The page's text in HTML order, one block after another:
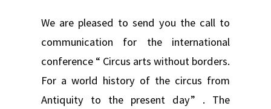
We are pleased to send you the call to
communication for the international
conference “ Circus arts without borders.
For a world history of the circus from
Antiquity to the present day” . The